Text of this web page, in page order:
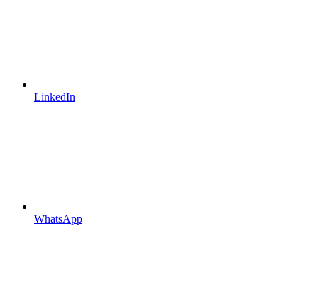
LinkedIn
WhatsApp